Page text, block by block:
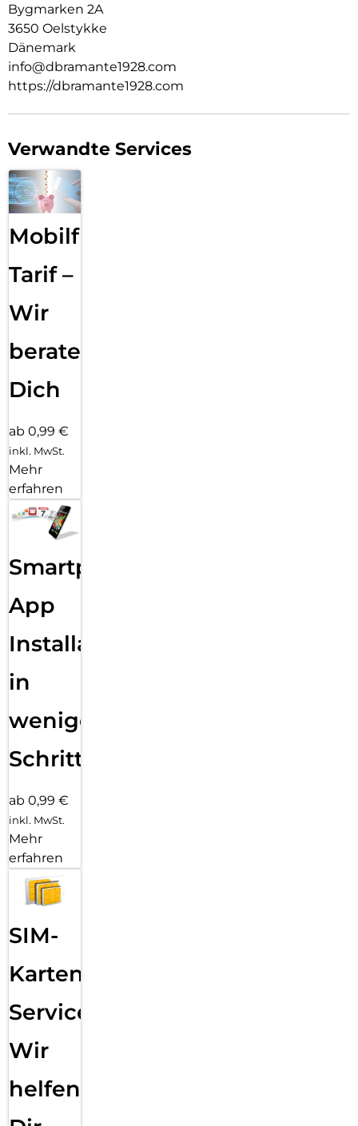
Bygmarken 2A
3650 Oelstykke
Dänemark
info@dbramante1928.com
https://dbramante1928.com
Verwandte Services
Mobilfunk
Tarif –
Wir
beraten
Dich
ab 0,99 €
inkl. MwSt.
Mehr
erfahren
Smartphone
App
Installation
in
wenigen
Schritten
ab 0,99 €
inkl. MwSt.
Mehr
erfahren
SIM-
Karten
Service:
Wir
helfen